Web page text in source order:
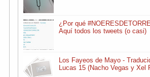
¿Por qué
Aquí todos los tweets (o casi)
Los Fayeos de Mayo -
Lucas 15 (Nacho Vegas y Xel